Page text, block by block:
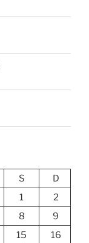
S
D
1
2
8
9
15
16